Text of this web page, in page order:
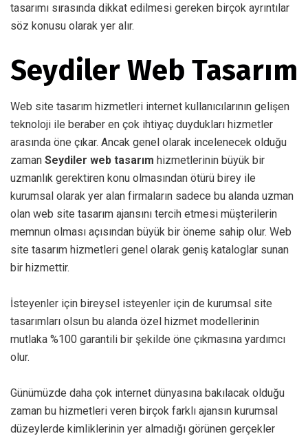
tasarımı sırasında dikkat edilmesi gereken birçok ayrıntılar
söz konusu olarak yer alır.
Seydiler Web Tasarım
Web site tasarım hizmetleri internet kullanıcılarının gelişen
teknoloji ile beraber en çok ihtiyaç duydukları hizmetler
arasında öne çıkar. Ancak genel olarak incelenecek olduğu
zaman Seydiler web tasarım hizmetlerinin büyük bir
uzmanlık gerektiren konu olmasından ötürü birey ile
kurumsal olarak yer alan firmaların sadece bu alanda uzman
olan web site tasarım ajansını tercih etmesi müşterilerin
memnun olması açısından büyük bir öneme sahip olur. Web
site tasarım hizmetleri genel olarak geniş kataloglar sunan
bir hizmettir.
İsteyenler için bireysel isteyenler için de kurumsal site
tasarımları olsun bu alanda özel hizmet modellerinin
mutlaka %100 garantili bir şekilde öne çıkmasına yardımcı
olur.
Günümüzde daha çok internet dünyasına bakılacak olduğu
zaman bu hizmetleri veren birçok farklı ajansın kurumsal
düzeylerde kimliklerinin yer almadığı görünen gerçekler